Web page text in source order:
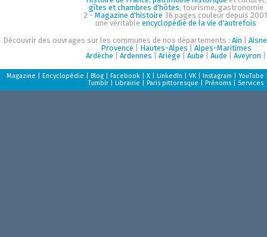
gîtes et chambres d'hôtes, tourisme, gastronomie
2 - Magazine d'histoire 36 pages couleur depuis
une véritable encyclopédie de la vie d'autrefois
Découvrir des ouvrages sur les communes de nos départements : Ain
Aisne
Provence
Hautes-Alpes
Alpes-Maritimes
Ardèche
Ardennes Ariège Aube Aude Aveyron
Magazine Encyclopédie Blog Facebook X LinkedIn VK Instagram YouTube
Tumblr
Librairie Paris pittoresque Prénoms Services